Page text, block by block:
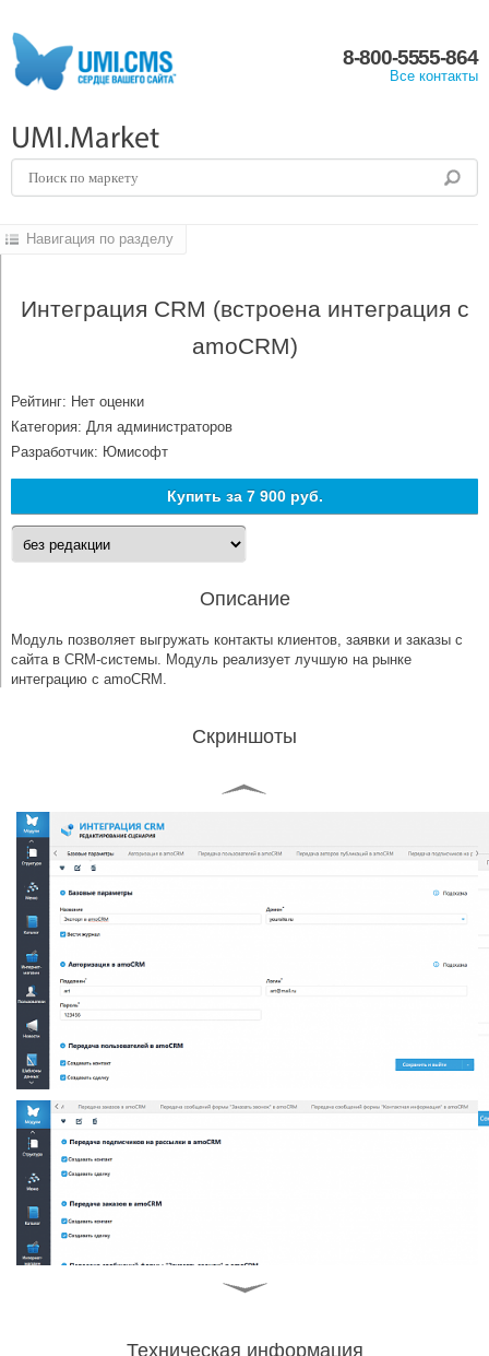
8-800-5555-864
Все контакты
UMI.Market
Навигация по разделу
Интеграция CRM (встроена интеграция с
amoCRM)
Рейтинг: Нет оценки
Категория: Для администраторов
Разработчик: Юмисофт
Купить за 7 900 руб.
Описание
Модуль позволяет выгружать контакты клиентов, заявки и заказы с
сайта в CRM-системы. Модуль реализует лучшую на рынке
интеграцию с amoCRM.
Скриншоты
Техническая информация